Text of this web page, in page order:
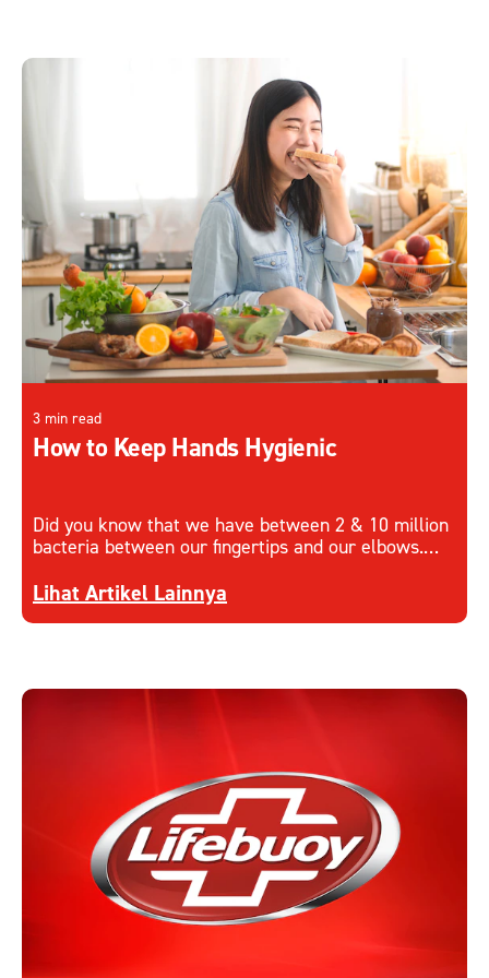
3 min read
How to Keep Hands Hygienic
Did you know that we have between 2 & 10 million
bacteria between our fingertips and our elbows.
Discover more about How to Keep Hands
Lihat Artikel Lainnya